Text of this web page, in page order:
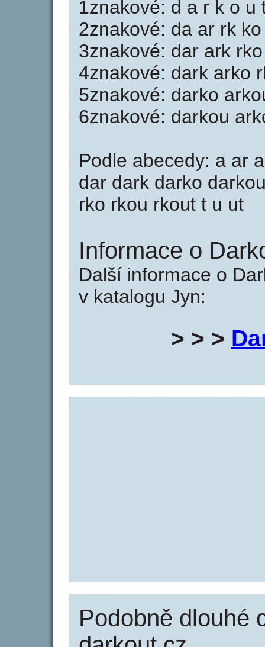
1znakové: d a r k o u
2znakové: da ar rk
3znakové: dar ark
4znakové: dark arko
5znakové: darko
6znakové: darkou
Podle abecedy: a ar
dar dark darko
rko rkou rkout t u ut
Informace o
Další informace o
v katalogu Jyn:
> > >
Podobně dlouhé